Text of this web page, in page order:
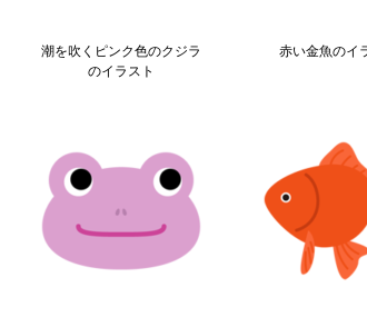
潮を吹くピンク色のクジラ
のイラスト
赤い金魚のイ